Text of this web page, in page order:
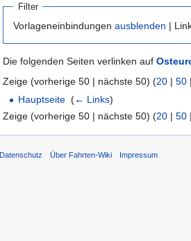
Filter
Vorlageneinbindungen ausblenden |
Die folgenden Seiten verlinken auf
Zeige (vorherige 50 | nächste 50) (20 | 50
Hauptseite (← Links)
Zeige (vorherige 50 | nächste 50) (20 | 50
Datenschutz Über Fahrten-Wiki Impressum